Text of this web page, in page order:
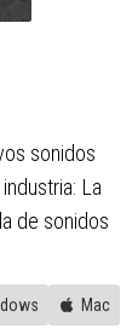
sonidos
La
de sonidos
Mac